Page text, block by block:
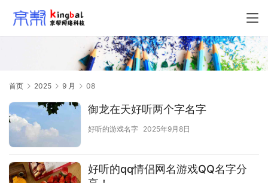
首页 2025 9 月 08
御龙在天好听两个字名字
好听的游戏名字 2025年9月8日
好听的qq情侣网名游戏QQ名字分